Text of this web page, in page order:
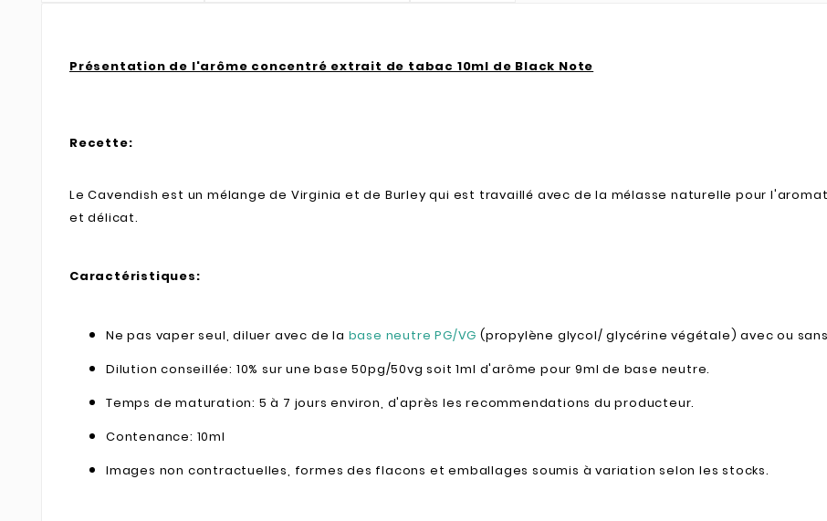
Présentation de l'arôme concentré extrait de tabac 10ml de Black Note
Recette:
Le Cavendish est un mélange de Virginia et de Burley qui est travaillé avec de la mélasse naturelle pour
et délicat.
Caractéristiques:
Ne pas vaper seul, diluer avec de la base neutre PG/VG(propylène glycol/ glycérine végétale) avec ou sans
Dilution conseillée: 10% sur une base 50pg/50vg soit 1ml d'arôme pour 9ml de base neutre.
Temps de maturation: 5 à 7 jours environ, d'après les recommendations du producteur.
Contenance: 10ml
Images non contractuelles, formes des flacons et emballages soumis à variation selon les stocks.